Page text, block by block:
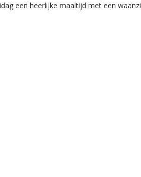
een heerlijke maaltijd met een